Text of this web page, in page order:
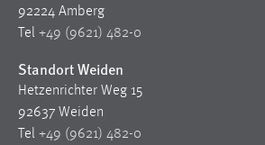
92224 Amberg
Tel +49 (9621) 482-0
Standort Weiden
Hetzenrichter Weg 15
92637 Weiden
Tel +49 (9621) 482-0